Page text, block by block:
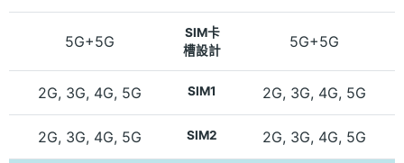
5G+5G
SIM卡
槽設計
5G+5G
2G, 3G, 4G, 5G SIM1 2G, 3G, 4G, 5G
2G, 3G, 4G, 5G SIM2 2G, 3G, 4G, 5G